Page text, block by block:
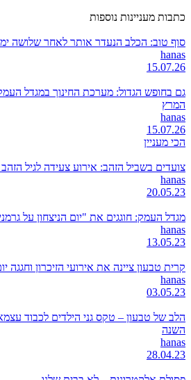
כתבות מעניינות נוספות
סוף טוב: הכלב הנעדר אותר לאחר שלושה ימי
hanas
15.07.26
גם בחופש הגדול: מערכת החינוך במגדל
המרץ
hanas
15.07.26
הכי מעניין
צועדים בשביל הזהב: אירוע צעידה לגיל
hanas
20.05.23
מגדל העמק: חוגגים את "יום הניצחון על
hanas
13.05.23
קרית טבעון ציינה את אירועי הזיכרון וחגגה יום הולדת 75
hanas
03.05.23
השנה
hanas
28.04.23